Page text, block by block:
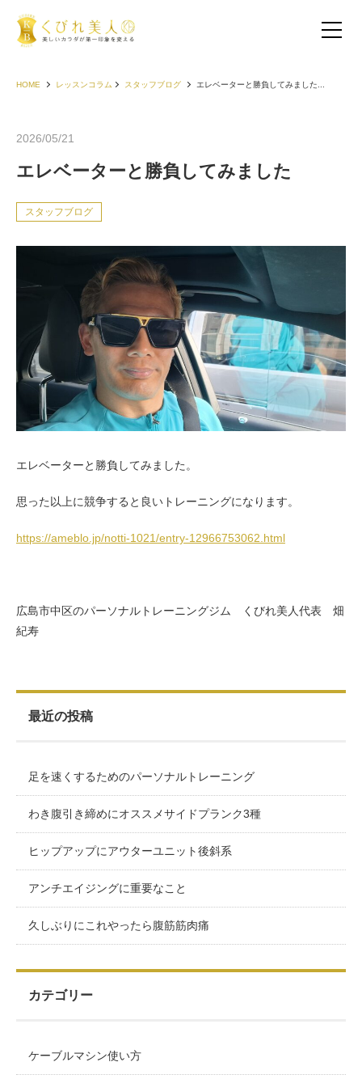
お客様の声（30代以下）
お客様の声（40代）
お客様の声（50代以上）
お客様の声（男性）
HOME レッスンコラム スタッフブログ エレベーターと勝負してみました...
2026/05/21
エレベーターと勝負してみました
スタッフブログ
エレベーターと勝負してみました。
思った以上に競争すると良いトレーニングになります。
https://ameblo.jp/notti-1021/entry-12966753062.html
広島市中区のパーソナルトレーニングジム くびれ美人代表 畑
紀寿
最近の投稿
足を速くするためのパーソナルトレーニング
わき腹引き締めにオススメサイドプランク3種
ヒップアップにアウターユニット後斜系
アンチエイジングに重要なこと
久しぶりにこれやったら腹筋筋肉痛
カテゴリー
ケーブルマシン使い方